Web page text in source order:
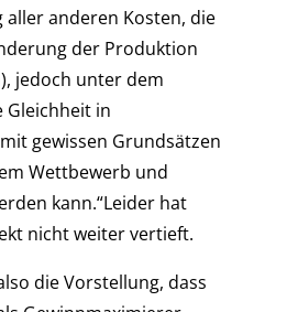
aller anderen Kosten, die
der Produktion
jedoch unter dem
Gleichheit in
gewissen Grundsätzen
Wettbewerb und
kann.“Leider hat
nicht weiter vertieft.
die Vorstellung, dass